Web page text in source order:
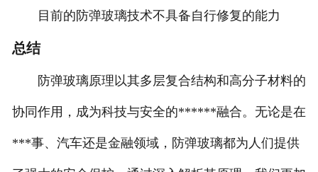
目前的防弹玻璃技术不具备自行修复的能力
总结
防弹玻璃原理以其多层复合结构和高分子材料的
协同作用，成为科技与安全的******融合。无论是在
***事、汽车还是金融领域，防弹玻璃都为人们提供